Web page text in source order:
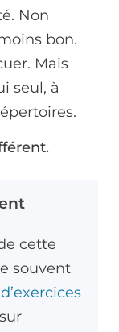
Non
bon.
Mais
seul, à
cette
souvent